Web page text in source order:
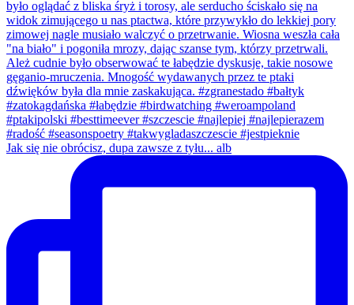
Jak się nie obrócisz, dupa zawsze z tyłu... alb